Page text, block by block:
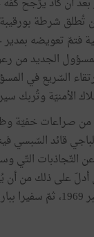
تُطلق شرطة
فتمّ تعويضه
الجديد
السّريع في
الأمنيّة وتُربك
من صراعات خفيّة
قائد السّبسي
عن التّجاذبات
على ذلك من أن